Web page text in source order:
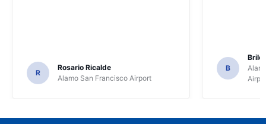
R
Rosario Ricalde
Alamo San Francisco Airport
B